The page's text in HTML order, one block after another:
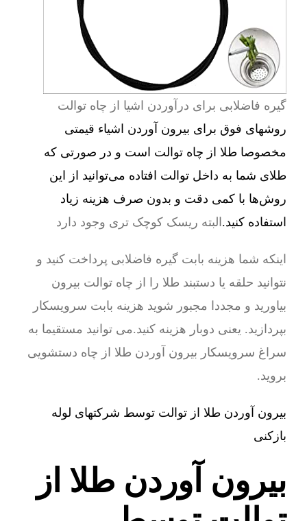
گیره فاضلابی برای درآوردن اشیا از چاه توالت
روشهای فوق برای بیرون آوردن اشیاء قیمتی
مخصوصا طلا از چاه توالت است و در صورتی که
طلای شما به داخل توالت افتاده می‌توانید از این
روش‌ها با کمی دقت و بدون صرف هزینه زیاد
استفاده کنید.البته ریسک کوچک تری وجود دارد
اینکه شما هزینه بابت گیره فاضلابی پرداخت کنید و
نتوانید حلقه یا دستبند طلا را از چاه توالت بیرون
بیاورید و مجددا مجبور شوید هزینه بابت سرویسکار
بپردازید. یعنی دوبار هزینه کنید.می توانید مستقیما به
سراغ سرویسکار بیرون آوردن طلا از چاه دستشویی
بروید.
بیرون آوردن طلا از توالت توسط شرکتهای لوله
بازکنی
بیرون آوردن طلا از